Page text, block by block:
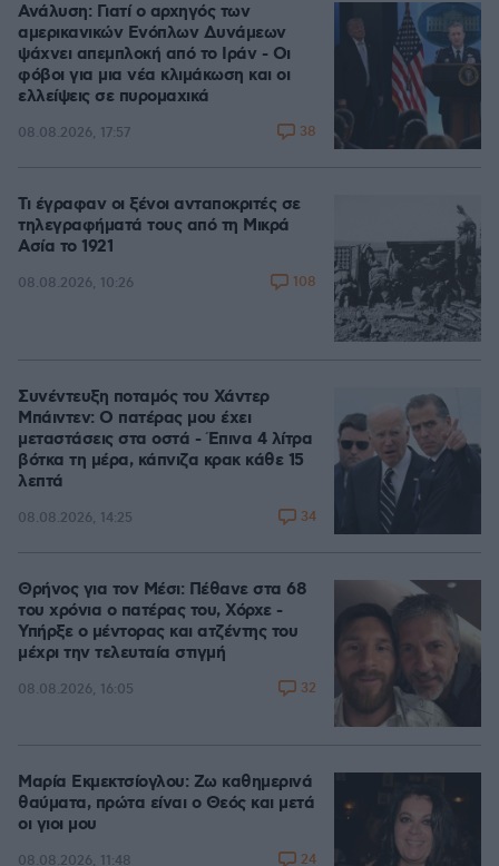
Ανάλυση: Γιατί ο αρχηγός των
αμερικανικών Ενόπλων Δυνάμεων
ψάχνει απεμπλοκή από το Ιράν - Οι
φόβοι για μια νέα κλιμάκωση και οι
ελλείψεις σε πυρομαχικά
08.08.2026, 17:57 38
Τι έγραφαν οι ξένοι ανταποκριτές σε
τηλεγραφήματά τους από τη Μικρά
Ασία το 1921
08.08.2026, 10:26 108
Συνέντευξη ποταμός του Χάντερ
Μπάιντεν: Ο πατέρας μου έχει
μεταστάσεις στα οστά - Έπινα 4 λίτρα
βότκα τη μέρα, κάπνιζα κρακ κάθε 15
λεπτά
08.08.2026, 14:25 34
Θρήνος για τον Μέσι: Πέθανε στα 68
του χρόνια ο πατέρας του, Χόρχε -
Υπήρξε ο μέντορας και ατζέντης του
μέχρι την τελευταία στιγμή
08.08.2026, 16:05 32
Μαρία Εκμεκτσίογλου: Ζω καθημερινά
θαύματα, πρώτα είναι ο Θεός και μετά
οι γιοι μου
08.08.2026, 11:48 24